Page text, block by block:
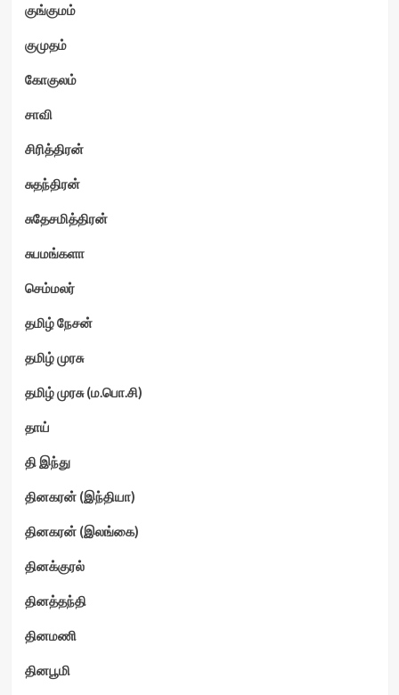
குங்குமம்
குமுதம்
கோகுலம்
சாவி
சிரித்திரன்
சுதந்திரன்
சுதேசமித்திரன்
சுபமங்களா
செம்மலர்
தமிழ் நேசன்
தமிழ் முரசு
தமிழ் முரசு (ம.பொ.சி)
தாய்
தி இந்து
தினகரன் (இந்தியா)
தினகரன் (இலங்கை)
தினக்குரல்
தினத்தந்தி
தினமணி
தினபூமி